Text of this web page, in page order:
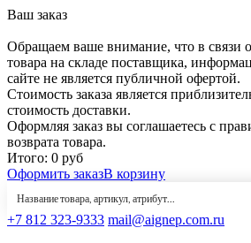
Ваш заказ
Обращаем ваше внимание, что в связи
товара на складе поставщика,
сайте не является публичной офертой.
Стоимость заказа является
стоимость доставки.
Оформляя заказ вы соглашаетесь с
возврата товара.
Итого: 0 руб
Оформить заказВ корзину
+7 812 323-9333 mail@aignep.com.ru